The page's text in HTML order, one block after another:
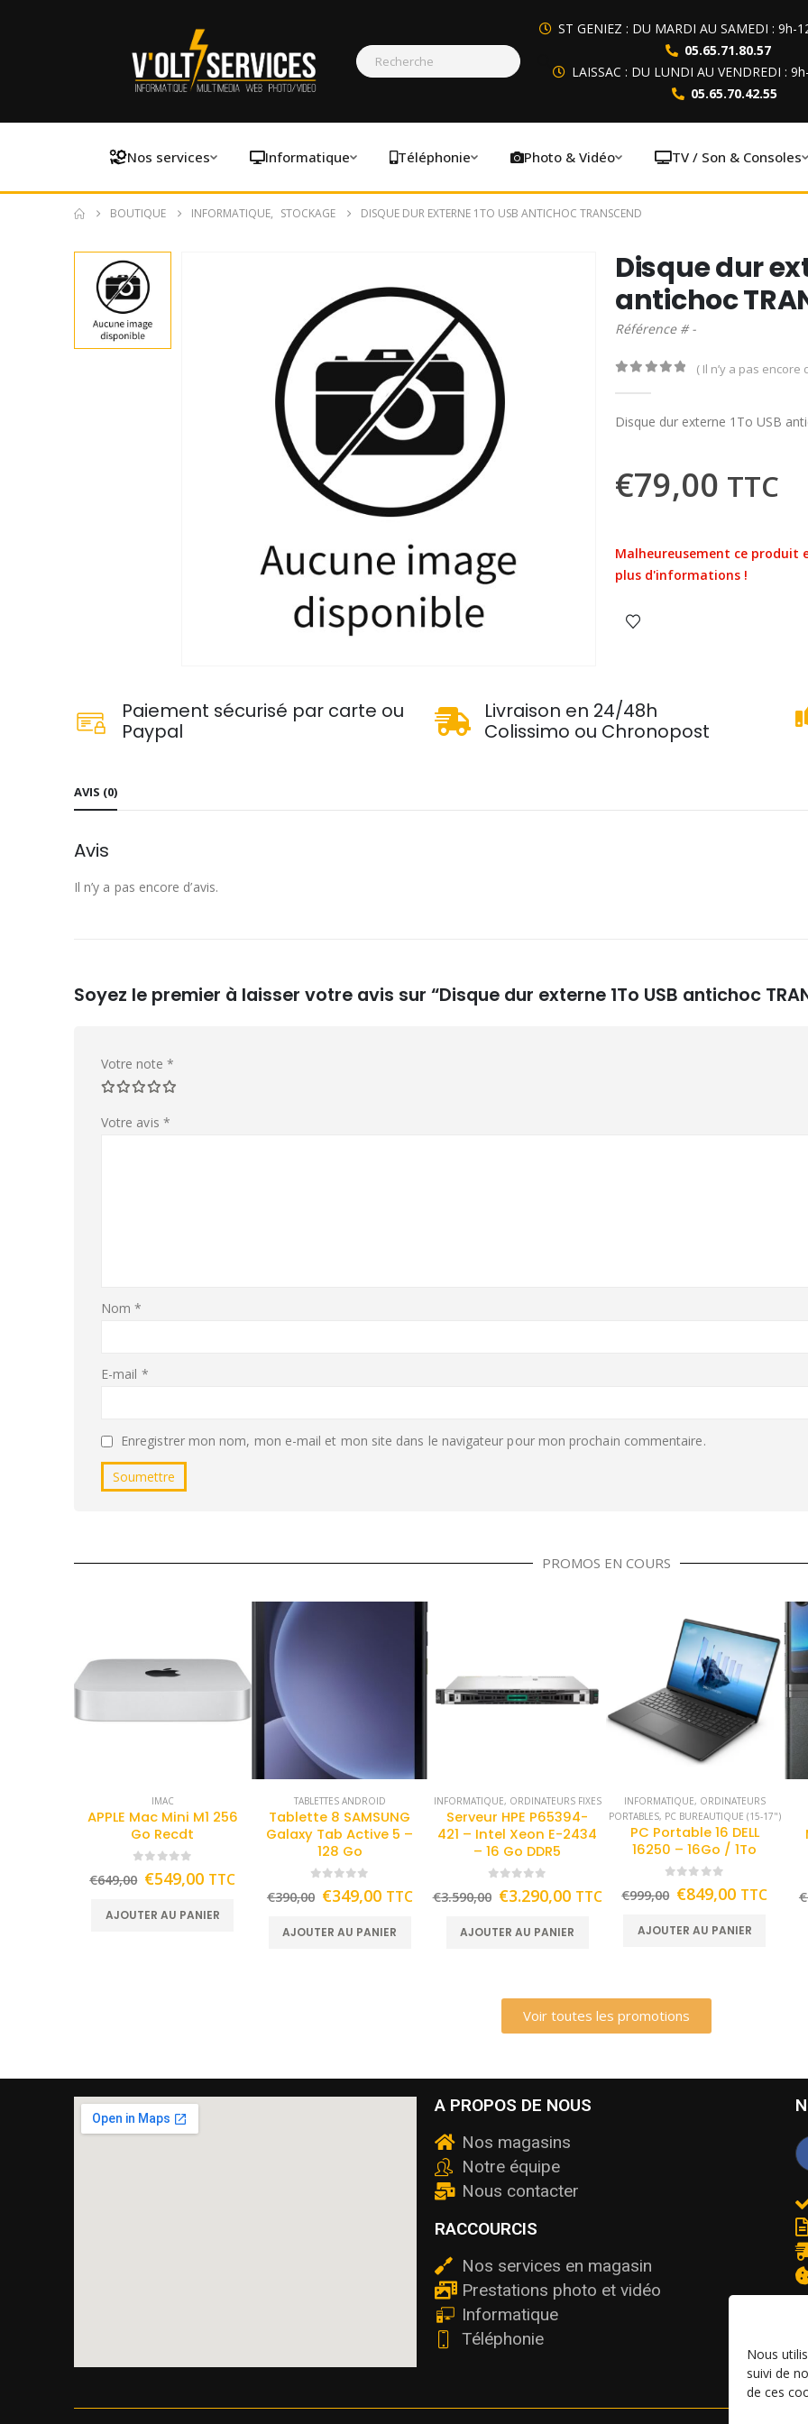
Nous
suivi de
de ces
ST GENIEZ : DU MARDI AU SAMEDI : 9h-
05.65.71.80.57
LAISSAC : DU LUNDI AU VENDREDI :
05.65.70.42.55
Nos services Informatique Téléphonie Photo & Vidéo TV / Son & Consoles
BOUTIQUE INFORMATIQUE, STOCKAGE DISQUE DUR EXTERNE 1TO USB ANTICHOC TRANSCEND
Disque dur
antichoc
Référence # -
( Il n’y a pas encore
Disque dur externe 1To USB
€79,00 TTC
Malheureusement ce produit
plus d'informations !
Paiement sécurisé par carte ou
Paypal
Livraison en 24/48h
Colissimo ou Chronopost
AVIS (0)
Avis
Il n’y a pas encore d’avis.
Soyez le premier à laisser votre avis sur “Disque dur externe 1To USB antichoc
Votre note *
Votre avis *
Nom*
E-mail *
Enregistrer mon nom, mon e-mail et mon site dans le navigateur pour mon prochain commentaire.
PROMOS EN COURS
IMAC
APPLE Mac Mini M1 256
Go Recdt
€649,00 €549,00 TTC
AJOUTER AU PANIER
TABLETTES ANDROID
Tablette 8 SAMSUNG
Galaxy Tab Active 5 –
128 Go
€390,00 €349,00 TTC
AJOUTER AU PANIER
INFORMATIQUE, ORDINATEURS FIXES
Serveur HPE P65394-
421 – Intel Xeon E-2434
– 16 Go DDR5
€3.590,00 €3.290,00 TTC
AJOUTER AU PANIER
INFORMATIQUE, ORDINATEURS
PORTABLES, PC BUREAUTIQUE (15-17")
PC Portable 16 DELL
16250 – 16Go / 1To
€999,00 €849,00 TTC
AJOUTER AU PANIER
€
Voir toutes les promotions
A PROPOS DE NOUS
Nos magasins
Notre équipe
Nous contacter
RACCOURCIS
Nos services en magasin
Prestations photo et vidéo
Informatique
Téléphonie